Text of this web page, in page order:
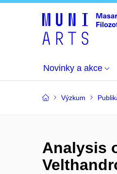
Novinky a akce
Výzkum
Analysis